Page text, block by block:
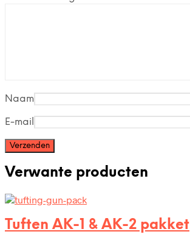
Naam
E-mail
Verwante producten
Tuften AK-1 & AK-2 pakket